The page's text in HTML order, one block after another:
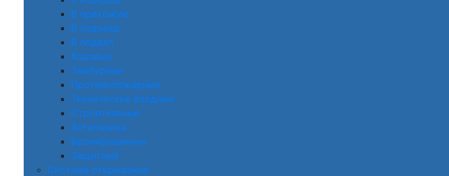
В прихожую
В подъезд
В подвал
Кодовые
Тамбурные
Противопожарные
Технические входные
Строительные
Антипаника
Бронированные
Защитные
Система открывания